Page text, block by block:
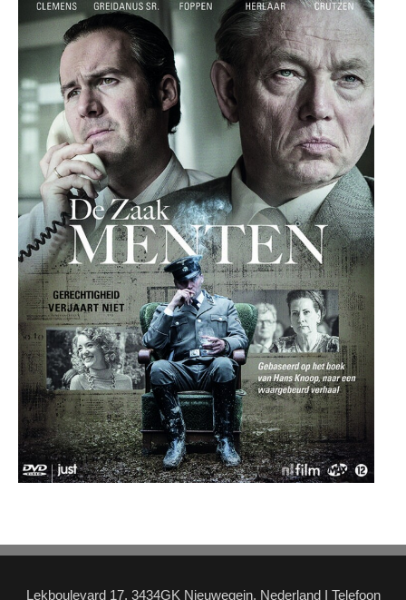
Lekboulevard 17, 3434GK Nieuwegein, Nederland I Telefoon